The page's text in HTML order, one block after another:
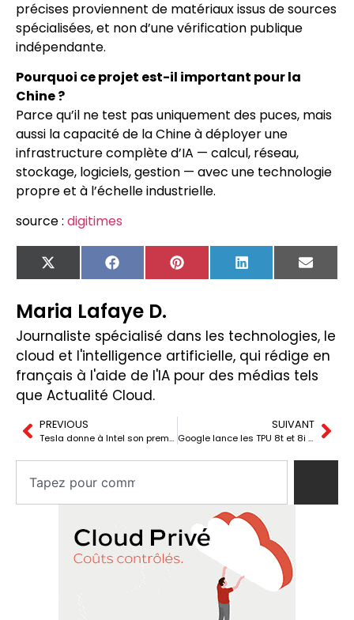
précises proviennent de matériaux issus de sources
spécialisées, et non d’une vérification publique
indépendante.
Pourquoi ce projet est-il important pour la
Chine ?
Parce qu’il ne test pas uniquement des puces, mais
aussi la capacité de la Chine à déployer une
infrastructure complète d’IA — calcul, réseau,
stockage, logiciels, gestion — avec une technologie
propre et à l’échelle industrielle.
source : digitimes
X
(Twitter)
FacebookPinterest LinkedIn Email
Maria Lafaye D.
Journaliste spécialisé dans les technologies, le
cloud et l'intelligence artificielle, qui rédige en
français à l'aide de l'IA pour des médias tels
que Actualité Cloud.
PREVIOUS
Tesla donne à Intel son premier gros client pour la 14A avec le projet Terafab
SUIVANT
Google lance les TPU 8t et 8i pour accélérer l’ère des agents d’IA